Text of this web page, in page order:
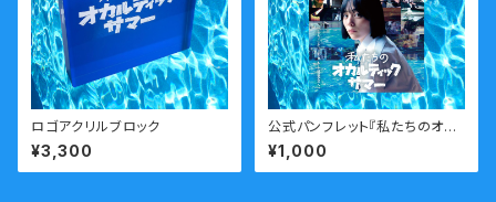
ロゴアクリルブロック
¥3,300
公式パンフレット『私たちのオカ
ルティックサマー』
¥1,000